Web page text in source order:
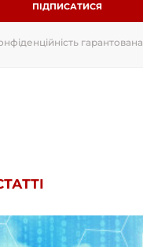
ПІДПИСАТИСЯ
гарантована